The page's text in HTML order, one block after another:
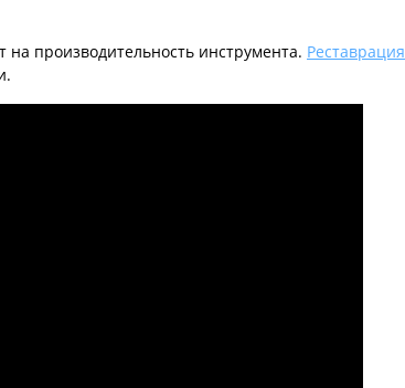
производительность инструмента. Реставрация